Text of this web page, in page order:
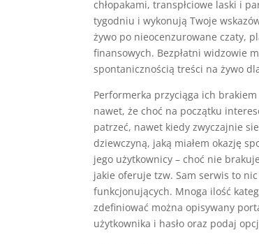
chłopakami, transpłciowe laski i
tygodniu i wykonują Twoje
żywo po nieocenzurowane czaty,
finansowych. Bezpłatni widzowie
spontanicznością treści na żywo
Performerka przyciąga ich
nawet, że choć na początku
patrzeć, nawet kiedy zwyczajnie
dziewczyną, jaką miałem okazję
jego użytkownicy – choć nie
jakie oferuje tzw. Sam serwis to
funkcjonujących. Mnoga ilość
zdefiniować można opisywany
użytkownika i hasło oraz podaj